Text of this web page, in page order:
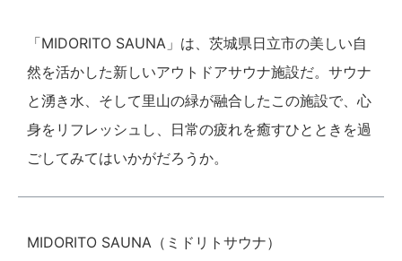
「MIDORITO SAUNA」は、茨城県日立市の美しい自
然を活かした新しいアウトドアサウナ施設だ。サウナ
と湧き水、そして里山の緑が融合したこの施設で、心
身をリフレッシュし、日常の疲れを癒すひとときを過
ごしてみてはいかがだろうか。
MIDORITO SAUNA（ミドリトサウナ）